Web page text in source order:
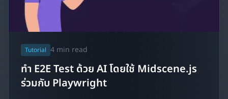
Tutorial 4 min read
ทำ E2E Test ด้วย AI โดยใช้ Midscene.js
ร่วมกับ Playwright